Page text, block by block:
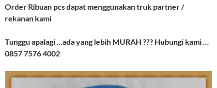
Order Ribuan pcs dapat menggunakan truk partner /
rekanan kami
Tunggu apalagi …ada yang lebih MURAH ??? Hubungi kami …
0857 7576 4002